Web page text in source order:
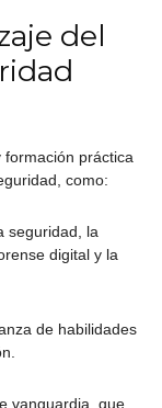
del
formación práctica
como:
seguridad, la
digital y la
de habilidades
vanguardia, que